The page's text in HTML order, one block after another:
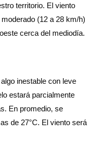
territorio. El viento
(12 a 28 km/h)
cerca del mediodía.
inestable con leve
estará parcialmente
En promedio, se
de 27°C. El viento será